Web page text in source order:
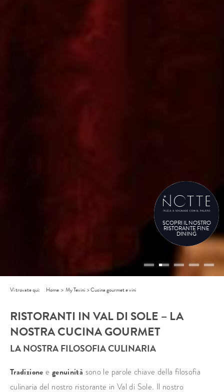
SCOPRI IL NOSTRO
RISTORANTE FINE
DINING
Vi trovate qui: Home > My Tevini >Cucina gourmet e vini
RISTORANTI IN VAL DI SOLE – LA
NOSTRA CUCINA GOURMET
LA NOSTRA FILOSOFIA CULINARIA
Tradizione e genuinità sono le parole chiave della filosofia
culinaria del nostro ristorante in Val di Sole. Il nostro